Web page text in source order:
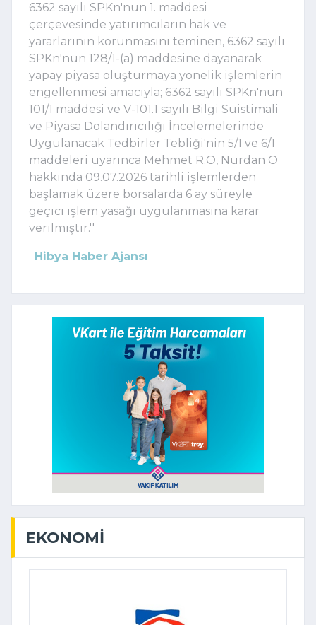
6362 sayılı SPKn'nun 1. maddesi
çerçevesinde yatırımcıların hak ve
yararlarının korunmasını teminen, 6362 sayılı
SPKn'nun 128/1-(a) maddesine dayanarak
yapay piyasa oluşturmaya yönelik işlemlerin
engellenmesi amacıyla; 6362 sayılı SPKn'nun
101/1 maddesi ve V-101.1 sayılı Bilgi Suistimali
ve Piyasa Dolandırıcılığı İncelemelerinde
Uygulanacak Tedbirler Tebliği'nin 5/1 ve 6/1
maddeleri uyarınca Mehmet R.O, Nurdan O
hakkında 09.07.2026 tarihli işlemlerden
başlamak üzere borsalarda 6 ay süreyle
geçici işlem yasağı uygulanmasına karar
verilmiştir.''
Hibya Haber Ajansı
EKONOMI